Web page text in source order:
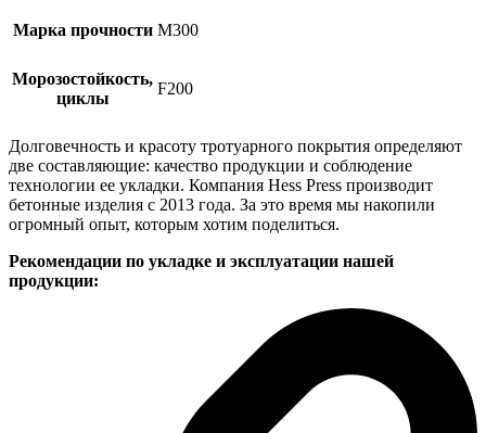
Марка прочности М300
Морозостойкость,
циклы
F200
Долговечность и красоту тротуарного покрытия определяют
две составляющие: качество продукции и соблюдение
технологии ее укладки. Компания Hess Press производит
бетонные изделия с 2013 года. За это время мы накопили
огромный опыт, которым хотим поделиться.
Рекомендации по укладке и эксплуатации нашей
продукции: